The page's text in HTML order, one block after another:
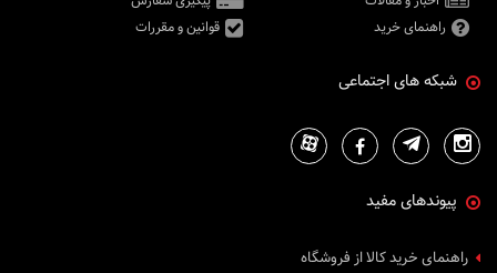
راهنمای خرید
قوانین و مقررات
شبکه های اجتماعی
پیوندهای مفید
راهنمای خرید کالا از فروشگاه